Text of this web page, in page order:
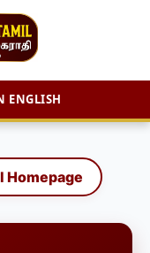
ENGLISH
Homepage